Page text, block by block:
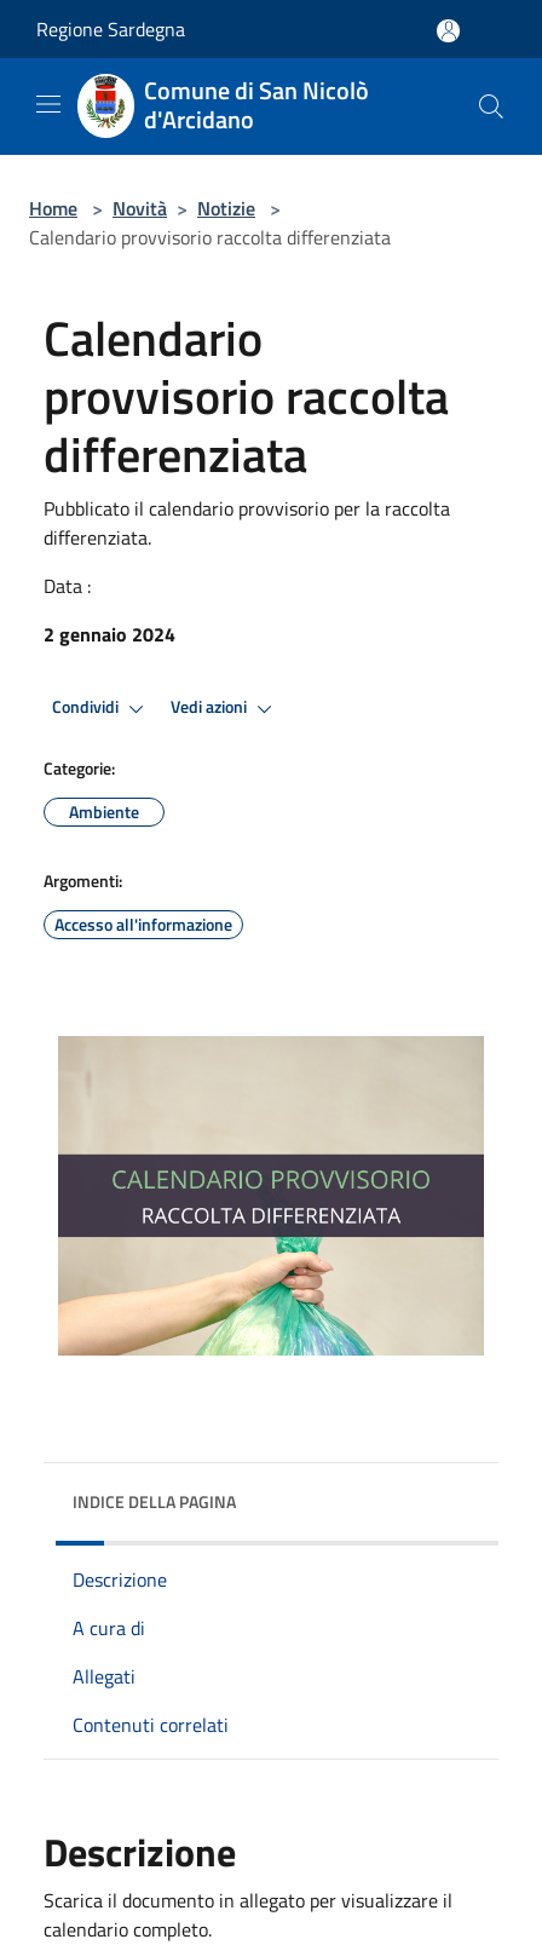
Regione Sardegna
Comune di San Nicolò
d'Arcidano
Home > Novità > Notizie >
Calendario provvisorio raccolta differenziata
Calendario
provvisorio raccolta
differenziata
Pubblicato il calendario provvisorio per la raccolta
differenziata.
Data :
2 gennaio 2024
Condividi Vedi azioni
Categorie:
Ambiente
Argomenti:
Accesso all'informazione
INDICE DELLA PAGINA
Descrizione
A cura di
Allegati
Contenuti correlati
Descrizione
Scarica il documento in allegato per visualizzare il
calendario completo.